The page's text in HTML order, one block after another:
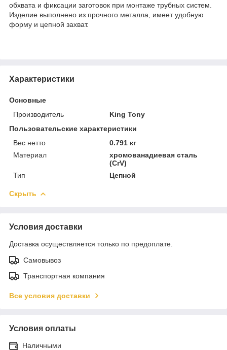
обхвата и фиксации заготовок при монтаже трубных систем.
Изделие выполнено из прочного металла, имеет удобную
форму и цепной захват.
Характеристики
Основные
Производитель
King Tony
Пользовательские характеристики
Вес нетто
0.791 кг
Материал
хромованадиевая сталь
(CrV)
Тип
Цепной
Скрыть
Условия доставки
Доставка осуществляется только по предоплате.
Самовывоз
Транспортная компания
Все условия доставки
Условия оплаты
Наличными